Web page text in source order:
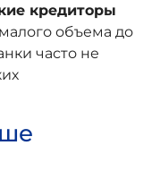
кредиторы
объема до
часто не